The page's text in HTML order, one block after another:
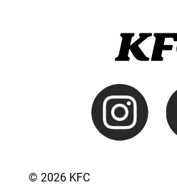
© 2026 KFC